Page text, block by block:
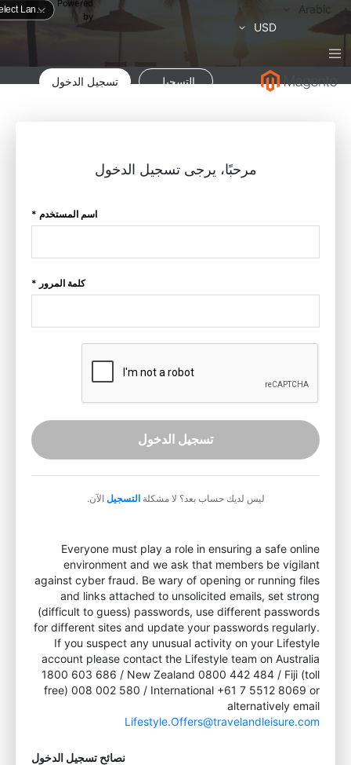
Powered
by
لغة
Arabic
العملة
USD
التسجيل تسجيل الدخول
مرحبًا، يرجى تسجيل الدخول
اسم المستخدم *
كلمة المرور *
تسجيل الدخول
ليس لديك حساب بعد؟ لا مشكلةالتسجيل الآن.
Everyone must play a role in ensuring a safe online
environment and we ask that members be vigilant
against cyber fraud. Be wary of opening or running files
and links attached to unsolicited emails, set strong
(difficult to guess) passwords, use different passwords
for different sites and update your passwords regularly.
If you suspect any unusual activity on your Lifestyle
account please contact the Lifestyle team on Australia
1800 603 686 / New Zealand 0800 442 484 / Fiji (toll
free) 008 002 580 / International +61 7 5512 8069 or
alternatively email
Lifestyle.Offers@travelandleisure.com
نصائح تسجيل الدخول